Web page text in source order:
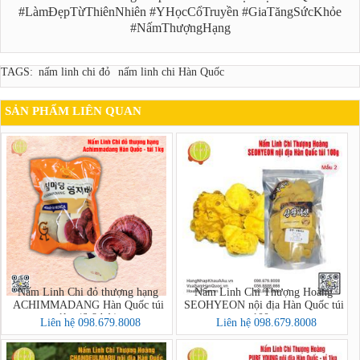
#LàmĐẹpTừThiênNhiên #YHọcCổTruyền #GiaTăngSứcKhỏe
#NấmThượngHạng
TAGS: nấm linh chi đỏ nấm linh chi Hàn Quốc
SẢN PHẨM LIÊN QUAN
Nấm Linh Chi đỏ thượng hạng
ACHIMMADANG Hàn Quốc túi
1kg (6-8 bát)
Liên hệ 098.679.8008
Nấm Linh Chi Thượng Hoàng
SEOHYEON nội địa Hàn Quốc túi
100g
Liên hệ 098.679.8008